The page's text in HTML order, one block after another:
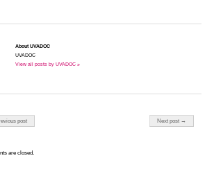
About UVADOC
UVADOC
View all posts by UVADOC »
post Next post →
are closed.